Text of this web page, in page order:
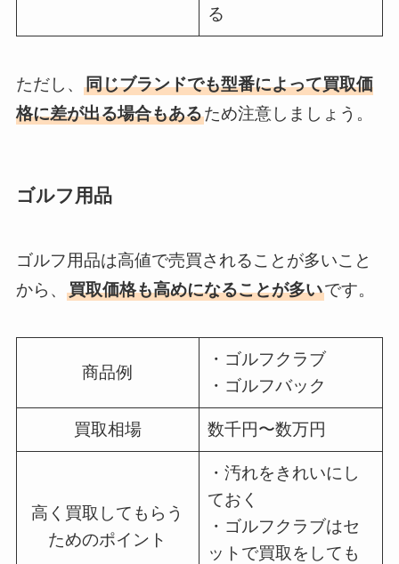
る
ただし、 同じブランドでも型番によって買取価
格に差が出る場合もあるため注意しましょう。
ゴルフ用品
ゴルフ用品は高値で売買されることが多いこと
から、 買取価格も高めになることが多いです。
商品例
・ゴルフクラブ
・ゴルフバック
買取相場 数千円〜数万円
高く買取してもらう
ためのポイント
・汚れをきれいにし
ておく
・ゴルフクラブはセ
ットで買取をしても